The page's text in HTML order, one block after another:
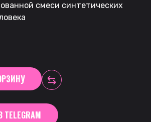
смеси синтетических